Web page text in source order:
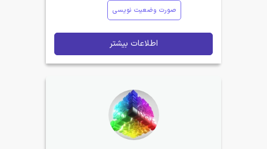
صورت وضعیت نویسی
اطلاعات بیشتر